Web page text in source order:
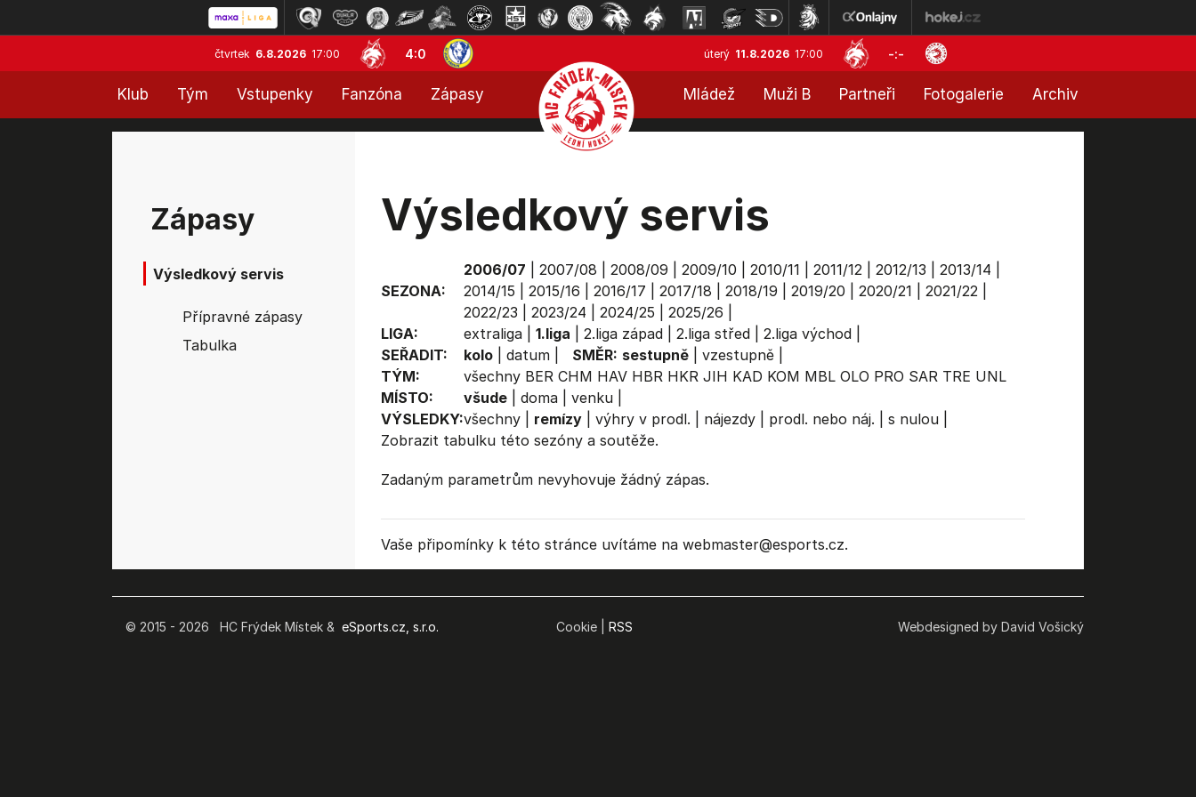
čtvrtek 6.8.2026 17:00 4:0 úterý 11.8.2026 17:00 -:-
Klub Tým Vstupenky Fanzóna Zápasy Mládež Muži B Partneři Fotogalerie Archiv
Zápasy
Výsledkový servis
Přípravné zápasy
Tabulka
Výsledkový servis
SEZONA:
2006/07 2007/08 2008/09 2009/10 2010/11 2011/12| 2012/13 2013/14
2014/15
2015/16 2016/17 2017/18 2018/19 2019/20 2020/21 2021/22|
2022/23
2023/24 2024/25 2025/26
LIGA:
extraliga| 1.liga 2.liga západ| 2.liga střed| 2.liga východ|
SEŘADIT:
kolo| datum| SMĚR: sestupně| vzestupně|
TÝM:
všechny BER CHM HAV HBR HKR JIH KAD KOM MBL OLO PRO SAR TRE UNL
MÍSTO:
všude| doma| venku|
VÝSLEDKY:všechny| remízy| výhry v prodl. nájezdy| prodl. nebo náj. s nulou|
Zobrazit tabulkutéto sezóny a soutěže.
Zadaným parametrům nevyhovuje žádný zápas.
Vaše připomínky k této stránce uvítáme na webmaster@esports.cz.
© 2015 - 2026 HC Frýdek Místek &eSports.cz, s.r.o. Cookie | RSS Webdesigned by David Vošický